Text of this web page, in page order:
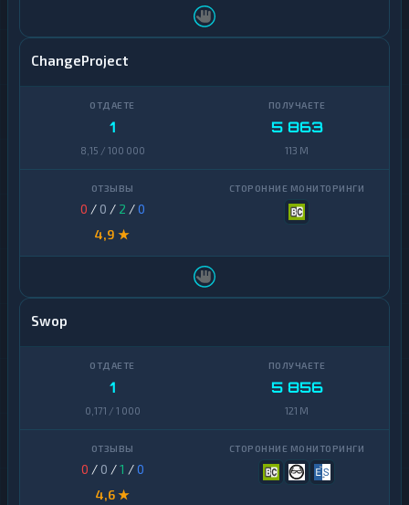
ChangeProject
1
8,15 / 100 000
5 863
113 M
0 / 0 / 2 /0
4,9 ★
Swop
1
0,171 / 1 000
5 856
121 M
0 / 0 /1 /0
4,6 ★